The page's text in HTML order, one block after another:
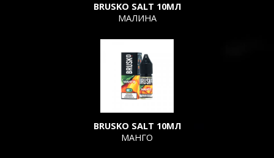
BRUSKO SALT 10МЛ
МАЛИНА
BRUSKO SALT 10МЛ
МАНГО